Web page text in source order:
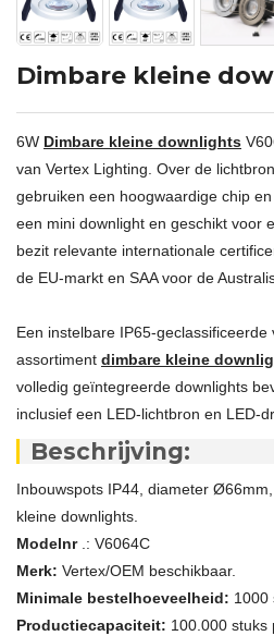
Dimbare kleine
6W Dimbare kleine downlights
van Vertex Lighting. Over de
gebruiken een hoogwaardige chip
een mini downlight en geschikt voor
bezit relevante internationale
de EU-markt en SAA voor de
Een instelbare IP65-geclassificeerde
assortiment dimbare kleine
volledig geïntegreerde downlights
inclusief een LED-lichtbron en LED-
Beschrijving:
Inbouwspots IP44, diameter
kleine downlights.
Modelnr .: V6064C
Merk: Vertex/OEM beschikbaar.
Minimale bestelhoeveelheid: 1000
Productiecapaciteit: 100.000 stuks